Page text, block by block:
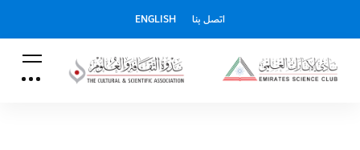
اتصل بنا ENGLISH